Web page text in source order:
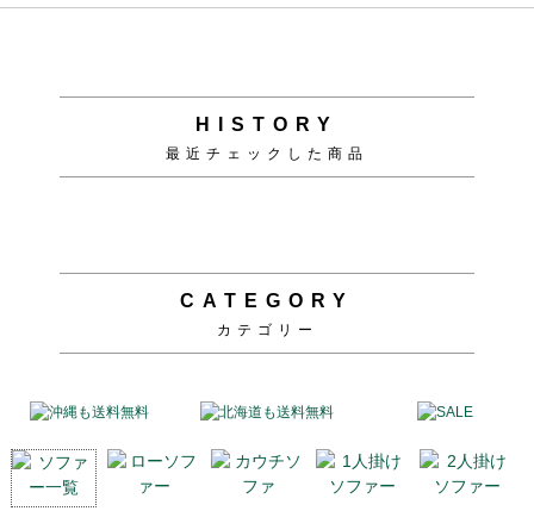
HISTORY
最近チェックした商品
CATEGORY
カテゴリー